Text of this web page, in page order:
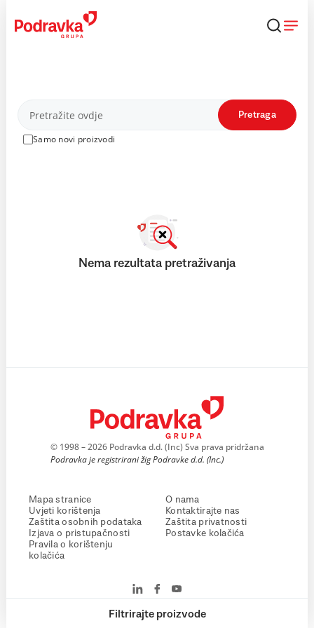
content
Proizvodi
Samo novi proizvodi
Pretraga
Filtrirajte proizvode
Nema rezultata pretraživanja
© 1998 – 2026 Podravka d.d. (Inc) Sva prava pridržana
Podravka je registrirani žig Podravke d.d. (Inc.)
Mapa stranice
Uvjeti korištenja
Zaštita osobnih podataka
Izjava o pristupačnosti
Pravila o korištenju
kolačića
O nama
Kontaktirajte nas
Zaštita privatnosti
Postavke kolačića